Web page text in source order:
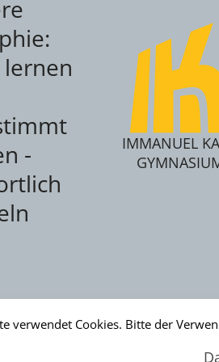
-
IMMANUEL
/ Immanuel Kant
verwendet Cookies. Bitte der